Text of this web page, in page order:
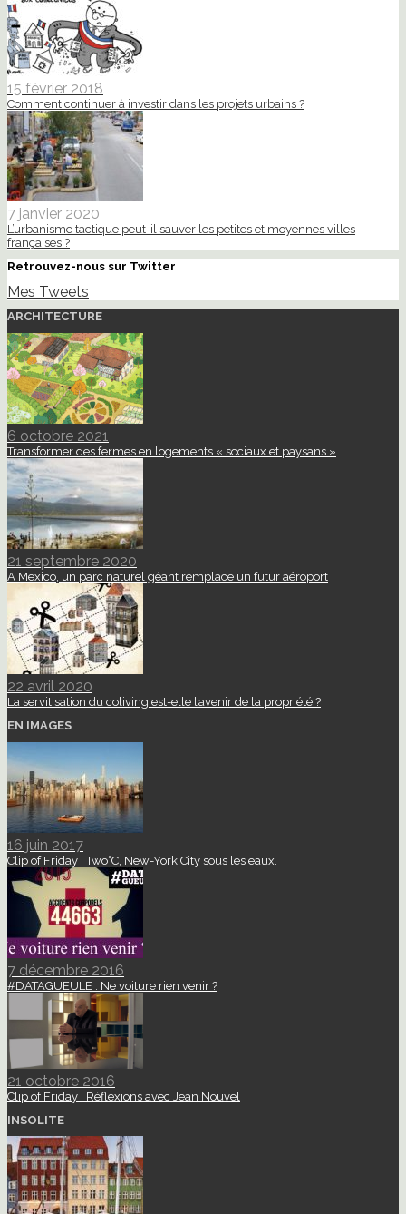
15 février 2018
Comment continuer à investir dans les projets urbains ?
7 janvier 2020
L’urbanisme tactique peut-il sauver les petites et moyennes villes
françaises ?
Retrouvez-nous sur Twitter
Mes Tweets
ARCHITECTURE
6 octobre 2021
Transformer des fermes en logements « sociaux et paysans »
21 septembre 2020
A Mexico, un parc naturel géant remplace un futur aéroport
22 avril 2020
La servitisation du coliving est-elle l’avenir de la propriété ?
EN IMAGES
16 juin 2017
Clip of Friday : Two°C, New-York City sous les eaux.
7 décembre 2016
#DATAGUEULE : Ne voiture rien venir ?
21 octobre 2016
Clip of Friday : Réflexions avec Jean Nouvel
INSOLITE